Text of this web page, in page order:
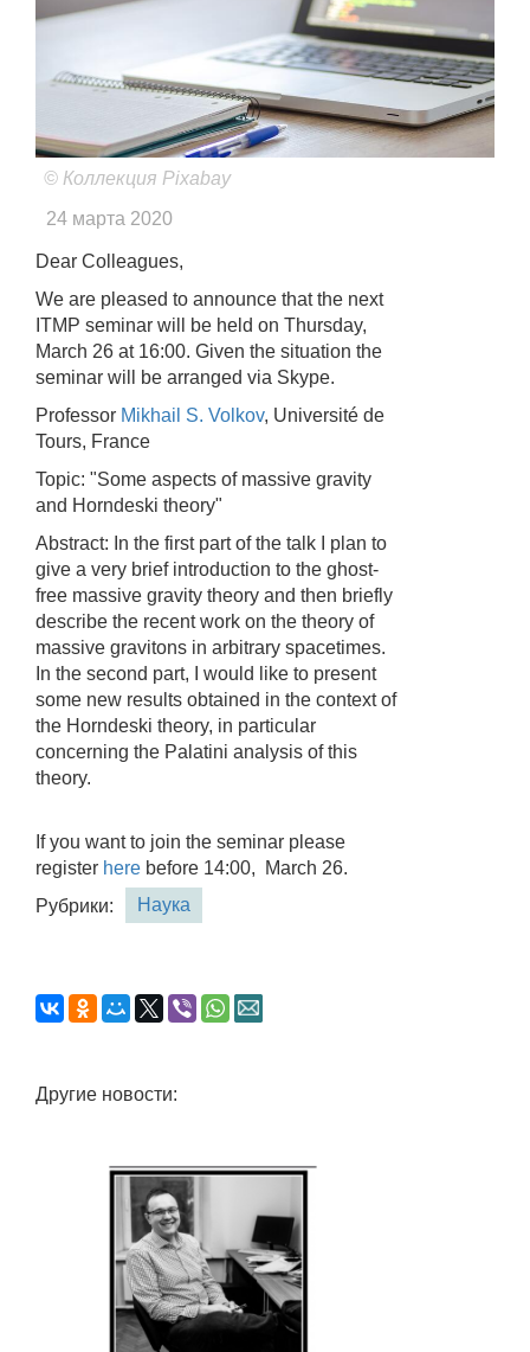
© Коллекция Pixabay
24 марта 2020
Dear Colleagues,
We are pleased to announce that the next
ITMP seminar will be held on Thursday,
March 26 at 16:00. Given the situation the
seminar will be arranged via Skype.
Professor Mikhail S. Volkov, Université de
Tours, France
Topic: "Some aspects of massive gravity
and Horndeski theory"
Abstract: In the first part of the talk I plan to
give a very brief introduction to the ghost-
free massive gravity theory and then briefly
describe the recent work on the theory of
massive gravitons in arbitrary spacetimes.
In the second part, I would like to present
some new results obtained in the context of
the Horndeski theory, in particular
concerning the Palatini analysis of this
theory.
If you want to join the seminar please
register here before 14:00, March 26.
Рубрики:
Наука
Другие новости: